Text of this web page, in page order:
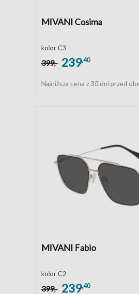
MIVANI Cosima
kolor C3
399,- 239,40
Najniższa cena z 30 dni przed
MIVANI Fabio
kolor C2
399,- 239,40